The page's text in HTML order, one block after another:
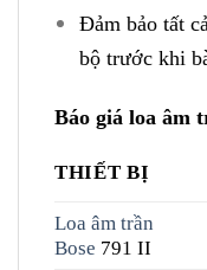
Đảm bảo tất
bộ trước khi
Báo giá loa âm
THIẾT BỊ
Loa âm trần
Bose 791 II